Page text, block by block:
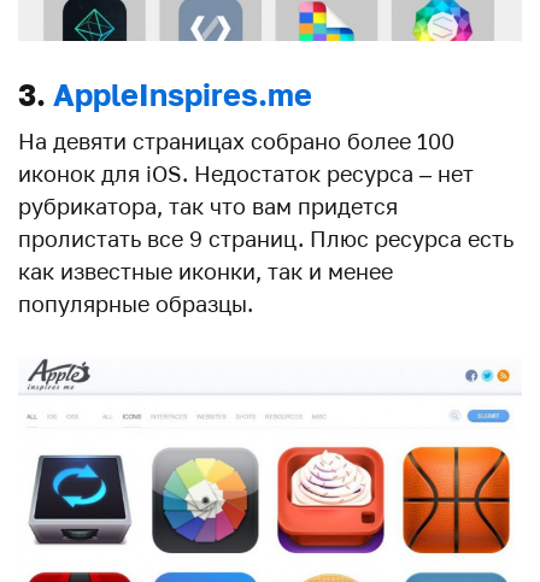
3. AppleInspires.me
На девяти страницах собрано более 100
иконок для iOS. Недостаток ресурса – нет
рубрикатора, так что вам придется
пролистать все 9 страниц. Плюс ресурса есть
как известные иконки, так и менее
популярные образцы.